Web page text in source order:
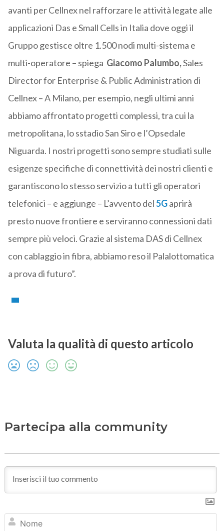
avanti per Cellnex nel rafforzare le attività legate alle
applicazioni Das e Small Cells in Italia dove oggi il
Gruppo gestisce oltre 1.500 nodi multi-sistema e
multi-operatore – spiega Giacomo Palumbo,Sales
Director for Enterprise & Public Administration di
Cellnex – A Milano, per esempio, negli ultimi anni
abbiamo affrontato progetti complessi, tra cui la
metropolitana, lo sstadio San Siro e l’Opsedale
Niguarda. I nostri progetti sono sempre studiati sulle
esigenze specifiche di connettività dei nostri clienti e
garantiscono lo stesso servizio a tutti gli operatori
telefonici – e aggiunge – L’avvento del5Gaprirà
presto nuove frontiere e serviranno connessioni dati
sempre più veloci. Grazie al sistema DAS di Cellnex
con cablaggio in fibra, abbiamo reso il Palalottomatica
a prova di futuro”.
Valuta la qualità di questo articolo
Partecipa alla community